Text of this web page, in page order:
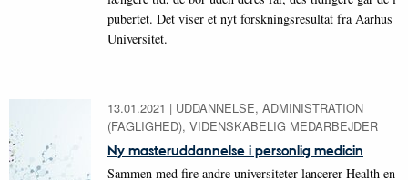
pubertet. Det viser et nyt forskningsresultat fra Aarhus
Universitet.
13.01.2021 | UDDANNELSE, ADMINISTRATION
(FAGLIGHED), VIDENSKABELIG MEDARBEJDER
Ny masteruddannelse i personlig medicin
Sammen med fire andre universiteter lancerer Health en